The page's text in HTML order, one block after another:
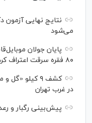
می‌شود
۸۰ فقره سرقت اعتراف کردند
کشف ۹ کیلو
در غرب تهران
پیش‌بینی رگبار و